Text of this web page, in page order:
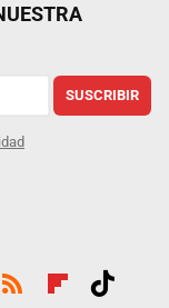
SUSCRIBIR